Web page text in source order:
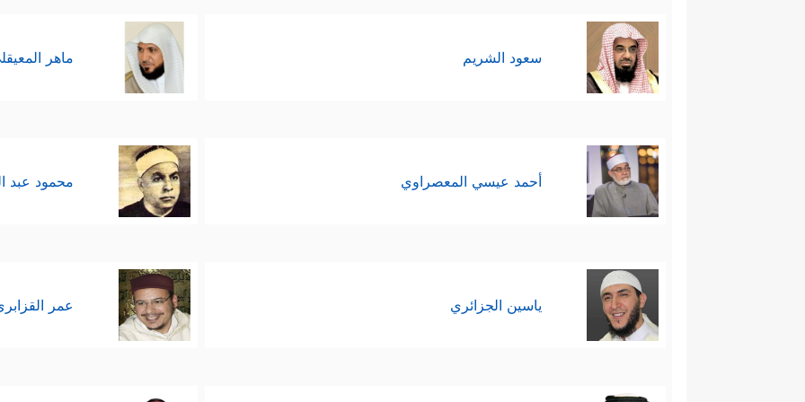
سعود الشريم ماهر
أحمد عيسي المعصراوي محمود عبد
ياسين الجزائري عمر